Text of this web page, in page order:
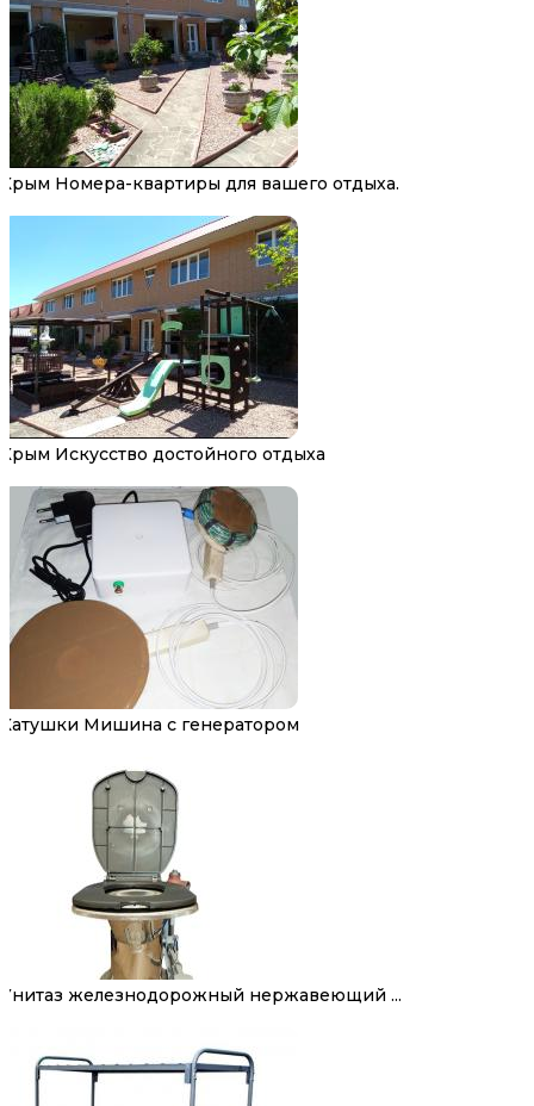
Крым Номера-квартиры для вашего отдыха.
Крым Искусство достойного отдыха
Катушки Мишина с генератором
Унитаз железнодорожный нержавеющий ...